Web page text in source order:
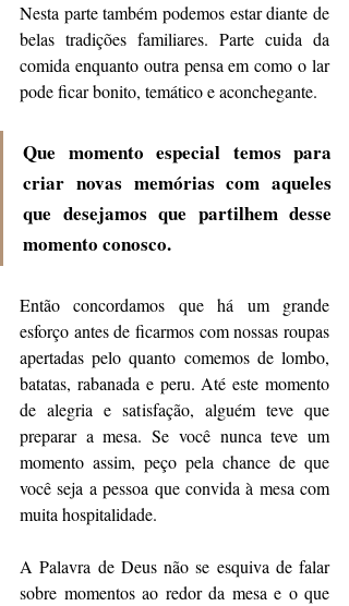
Nesta parte também podemos estar diante de
belas tradições familiares. Parte cuida da
comida enquanto outra pensa em como o lar
pode ficar bonito, temático e aconchegante.
Que momento especial temos para
criar novas memórias com aqueles
que desejamos que partilhem desse
momento conosco.
Então concordamos que há um grande
esforço antes de ficarmos com nossas roupas
apertadas pelo quanto comemos de lombo,
batatas, rabanada e peru. Até este momento
de alegria e satisfação, alguém teve que
preparar a mesa. Se você nunca teve um
momento assim, peço pela chance de que
você seja a pessoa que convida à mesa com
muita hospitalidade.
A Palavra de Deus não se esquiva de falar
sobre momentos ao redor da mesa e o que